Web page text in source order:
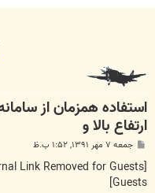
ارتفاع بالا و
پ
ت
جمعه ۷ مهر ۱۳۹۱, ۱:۵۲ ب.ظ
Guests]